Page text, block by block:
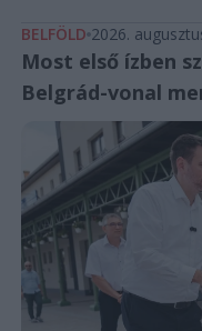
BELFÖLD 2026.
Most első ízben
Belgrád-vonal